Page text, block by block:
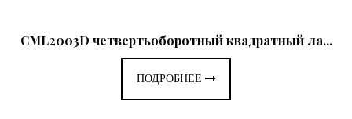
CML2003D четвертьоборотный квадратный ла...
ПОДРОБНЕЕ